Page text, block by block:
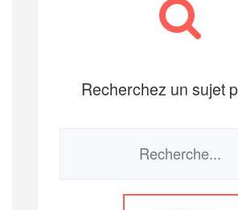
Recherchez un sujet